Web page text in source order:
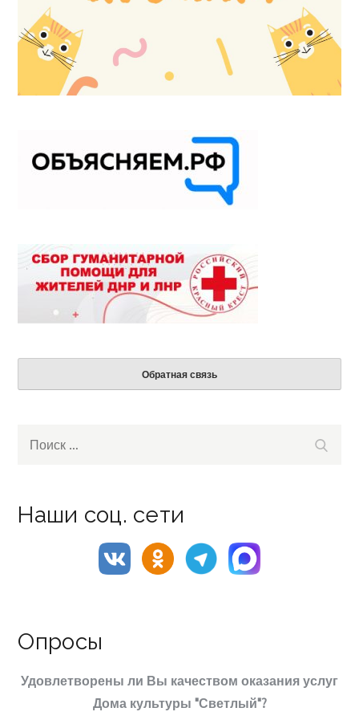
Обратная связь
Наши соц. сети
Опросы
Удовлетворены ли Вы качеством оказания услуг
Дома культуры "Светлый"?